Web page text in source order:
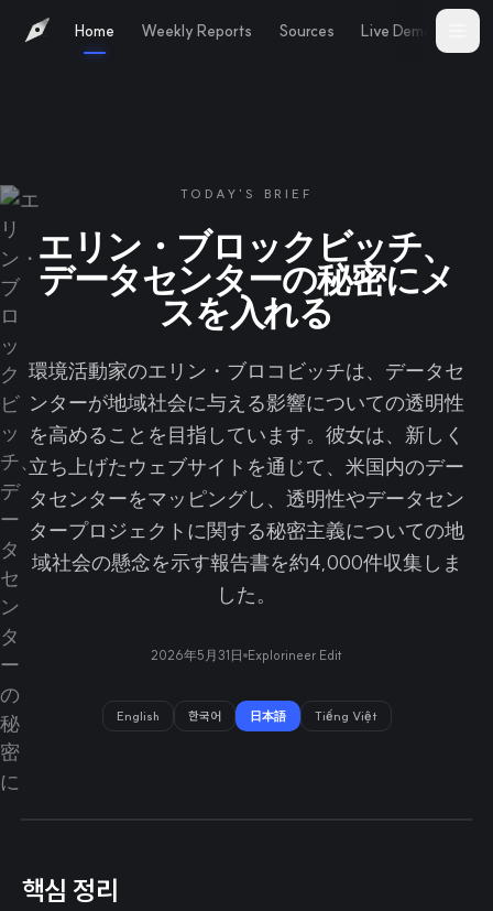
Home Weekly Reports Sources Live Demo
TODAY'S BRIEF
エリン・ブロックビッチ、
データセンターの秘密にメ
スを入れる
環境活動家のエリン・ブロコビッチは、データセ
ンターが地域社会に与える影響についての透明性
を高めることを目指しています。彼女は、新しく
立ち上げたウェブサイトを通じて、米国内のデー
タセンターをマッピングし、透明性やデータセン
タープロジェクトに関する秘密主義についての地
域社会の懸念を示す報告書を約4,000件収集しま
した。
2026年5月31日 Explorineer Edit
English 한국어 日本語 Tiếng Việt
핵심 정리